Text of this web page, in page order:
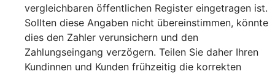
vergleichbaren öffentlichen Register eingetragen ist.
Sollten diese Angaben nicht übereinstimmen, könnte
dies den Zahler verunsichern und den
Zahlungseingang verzögern. Teilen Sie daher Ihren
Kundinnen und Kunden frühzeitig die korrekten